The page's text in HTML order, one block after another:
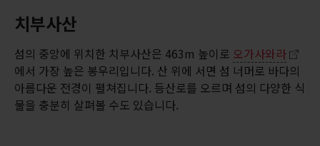
치부사산
섬의 중앙에 위치한 치부사산은 463m 높이로 오가사와라
에서 가장 높은 봉우리입니다. 산 위에 서면 섬 너머로 바다의
아름다운 전경이 펼쳐집니다. 등산로를 오르며 섬의 다양한 식
물을 충분히 살펴볼 수도 있습니다.